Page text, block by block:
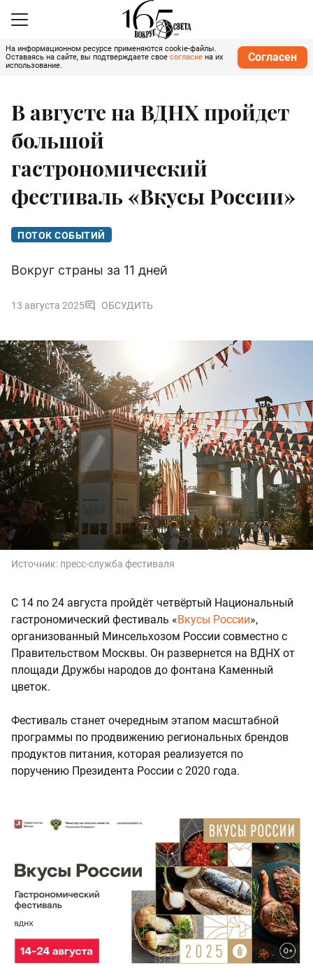
На информационном ресурсе применяются cookie-файлы.
Оставаясь на сайте, вы подтверждаете свое согласие на их
использование.
Согласен
В августе на ВДНХ пройдет
большой
гастрономический
фестиваль «Вкусы России»
ПОТОК СОБЫТИЙ
Вокруг страны за 11 дней
13 августа 2025 ОБСУДИТЬ
Источник: пресс-служба фестиваля
С 14 по 24 августа пройдёт четвёртый Национальный
гастрономический фестиваль «Вкусы России»,
организованный Минсельхозом России совместно с
Правительством Москвы. Он развернется на ВДНХ от
площади Дружбы народов до фонтана Каменный
цветок.
Фестиваль станет очередным этапом масштабной
программы по продвижению региональных брендов
продуктов питания, которая реализуется по
поручению Президента России с 2020 года.